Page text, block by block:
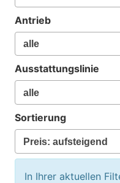
Antrieb
Ausstattungslinie
Sortierung
In Ihrer aktuellen